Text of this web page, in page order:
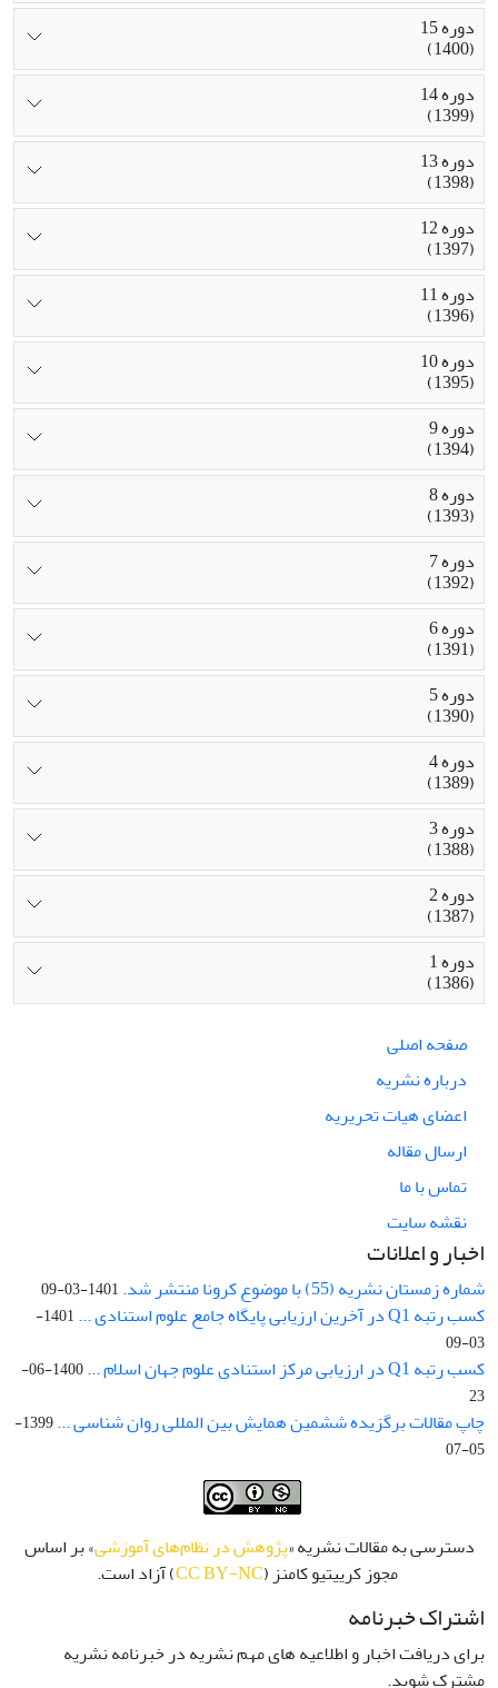
دوره 15
(1400)
دوره 14
(1399)
دوره 13
(1398)
دوره 12
(1397)
دوره 11
(1396)
دوره 10
(1395)
دوره 9
(1394)
دوره 8
(1393)
دوره 7
(1392)
دوره 6
(1391)
دوره 5
(1390)
دوره 4
(1389)
دوره 3
(1388)
دوره 2
(1387)
دوره 1
(1386)
صفحه اصلی
درباره نشریه
اعضای هیات تحریریه
ارسال مقاله
تماس با ما
نقشه سایت
اخبار و اعلانات
شماره زمستان نشریه (55) با موضوع کرونا منتشر شد. 1401-03-09
کسب رتبه Q1 در آخرین ارزیابی پایگاه جامع علوم استنادی ...
1401-
03-09
کسب رتبه Q1 در ارزیابی مرکز استنادی علوم جهان اسلام ...
1400-06-
23
چاپ مقالات برگزیده ششمین همایش بین المللی روان شناسی ...
1399-
05-07
دسترسی به مقالات نشریه «پژوهش در نظام‌های آموزشی» بر اساس
مجوز کرییتیو کامنز (CC BY-NC) آزاد است.
اشتراک خبرنامه
برای دریافت اخبار و اطلاعیه های مهم نشریه در خبرنامه نشریه
مشترک شوید.